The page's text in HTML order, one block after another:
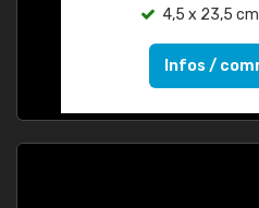
4,5 x 23,5
Infos /